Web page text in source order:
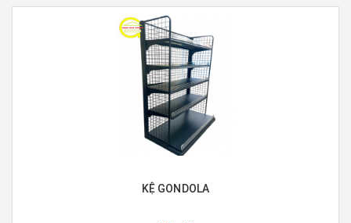
KỆ GONDOLA